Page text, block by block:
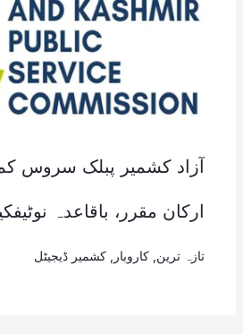
ارکان مقرر، باقاعدہ
تازہ ترین کاروبار کشمیر ڈیجیٹل